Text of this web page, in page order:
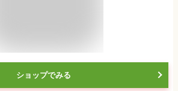
ショップでみる